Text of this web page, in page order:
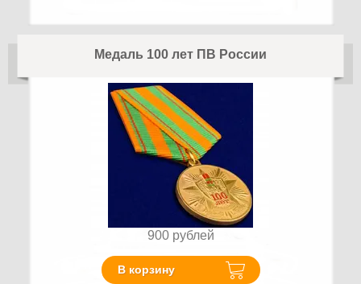
Медаль 100 лет ПВ России
900 рублей
В корзину